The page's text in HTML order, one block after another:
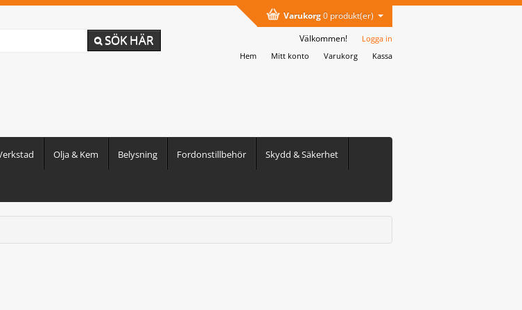
Varukorg0 produkt(er)
SÖK HÄR Välkommen!
Logga in
Hem
Mitt konto Varukorg Kassa
Olja & Kem Belysning Fordonstillbehör Skydd & Säkerhet